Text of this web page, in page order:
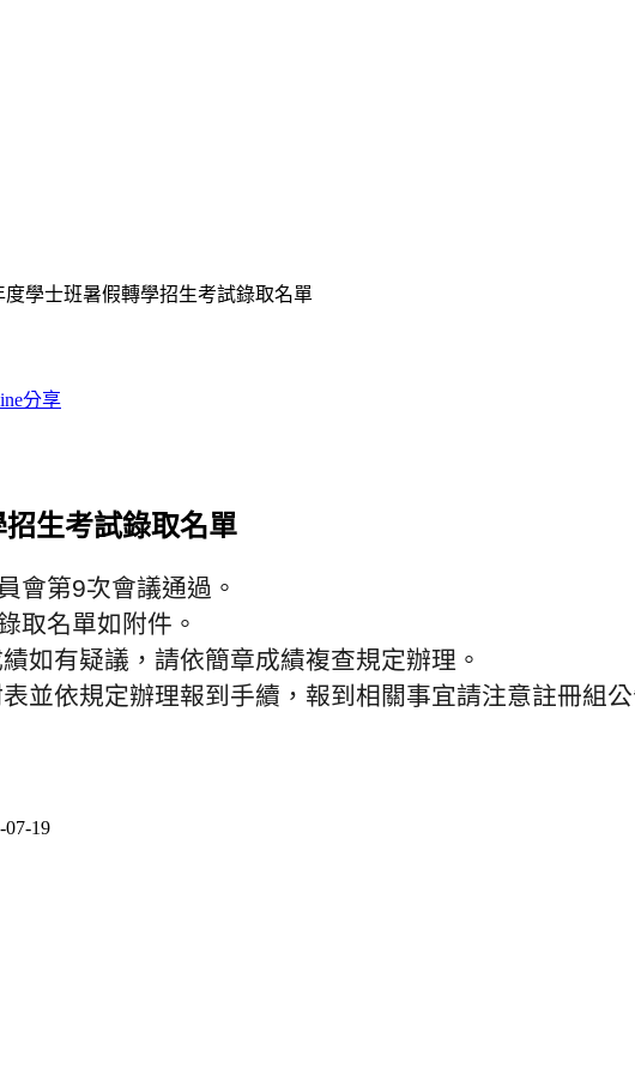
度學士班暑假轉學招生考試錄取名單
生考試錄取名單
會第9次會議通過。
取名單如附件。
如有疑議，請依簡章成績複查規定辦理。
並依規定辦理報到手續，報到相關事宜請注意註冊組公
19